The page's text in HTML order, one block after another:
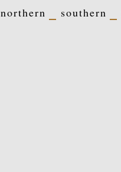
northern southern